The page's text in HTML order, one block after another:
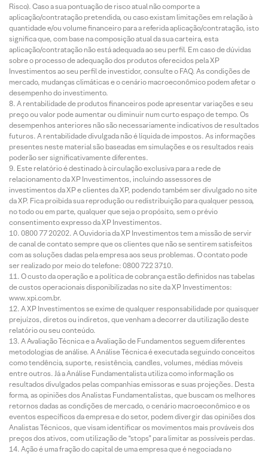
Risco). Caso a sua pontuação de risco atual não comporte a
aplicação/contratação pretendida, ou caso existam limitações em relação à
quantidade e/ou volume financeiro para a referida aplicação/contratação, isto
significa que, com base na composição atual da sua carteira, esta
aplicação/contratação não está adequada ao seu perfil. Em caso de dúvidas
sobre o processo de adequação dos produtos oferecidos pela XP
Investimentos ao seu perfil de investidor, consulte o FAQ. As condições de
mercado, mudanças climáticas e o cenário macroeconômico podem afetar o
desempenho do investimento.
A rentabilidade de produtos financeiros pode apresentar variações e seu
preço ou valor pode aumentar ou diminuir num curto espaço de tempo. Os
desempenhos anteriores não são necessariamente indicativos de resultados
futuros. A rentabilidade divulgada não é líquida de impostos. As informações
presentes neste material são baseadas em simulações e os resultados reais
poderão ser significativamente diferentes.
Este relatório é destinado à circulação exclusiva para a rede de
relacionamento da XP Investimentos, incluindo assessores de
investimentos da XP e clientes da XP, podendo também ser divulgado no site
da XP. Fica proibida sua reprodução ou redistribuição para qualquer pessoa,
no todo ou em parte, qualquer que seja o propósito, sem o prévio
consentimento expresso da XP Investimentos.
0800 77 20202. A Ouvidoria da XP Investimentos tem a missão de servir
de canal de contato sempre que os clientes que não se sentirem satisfeitos
com as soluções dadas pela empresa aos seus problemas. O contato pode
ser realizado por meio do telefone: 0800 722 3710.
O custo da operação e a política de cobrança estão definidos nas tabelas
de custos operacionais disponibilizadas no site da XP Investimentos:
www.xpi.com.br.
A XP Investimentos se exime de qualquer responsabilidade por quaisquer
prejuízos, diretos ou indiretos, que venham a decorrer da utilização deste
relatório ou seu conteúdo.
A Avaliação Técnica e a Avaliação de Fundamentos seguem diferentes
metodologias de análise. A Análise Técnica é executada seguindo conceitos
como tendência, suporte, resistência, candles, volumes, médias móveis
entre outros. Já a Análise Fundamentalista utiliza como informação os
resultados divulgados pelas companhias emissoras e suas projeções. Desta
forma, as opiniões dos Analistas Fundamentalistas, que buscam os melhores
retornos dadas as condições de mercado, o cenário macroeconômico e os
eventos específicos da empresa e do setor, podem divergir das opiniões dos
Analistas Técnicos, que visam identificar os movimentos mais prováveis dos
preços dos ativos, com utilização de “stops” para limitar as possíveis perdas.
Ação é uma fração do capital de uma empresa que é negociada no